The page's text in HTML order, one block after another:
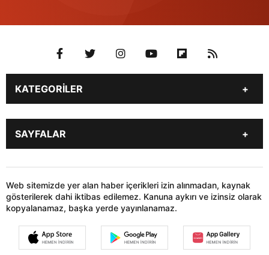
KATEGORİLER
Genel
Gündem
Son Dakika
İstanbul
Stk
Siyaset
Dünya
Sağlık
Teknoloji
SAYFALAR
HABER GÖNDER
Web sitemizde yer alan haber içerikleri izin alınmadan, kaynak
gösterilerek dahi iktibas edilemez. Kanuna aykırı ve izinsiz olarak
kopyalanamaz, başka yerde yayınlanamaz.